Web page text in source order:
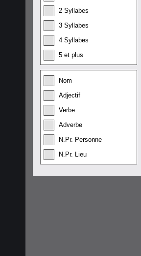
2 Syllabes
3 Syllabes
4 Syllabes
5 et plus
Nom
Adjectif
Verbe
Adverbe
N.Pr. Personne
N.Pr. Lieu